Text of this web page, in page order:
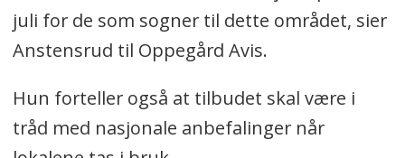
juli for de som sogner til dette området, sier
Anstensrud til Oppegård Avis.
Hun forteller også at tilbudet skal være i
tråd med nasjonale anbefalinger når